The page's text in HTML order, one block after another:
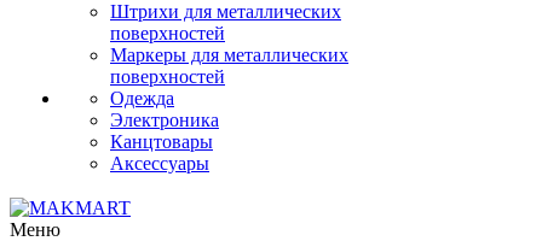
Штрихи для металлических
поверхностей
Маркеры для металлических
поверхностей
Одежда
Электроника
Канцтовары
Аксессуары
Меню